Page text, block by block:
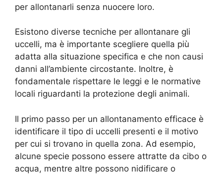
per allontanarli senza nuocere loro.
Esistono diverse tecniche per allontanare gli
uccelli, ma è importante scegliere quella più
adatta alla situazione specifica e che non causi
danni all’ambiente circostante. Inoltre, è
fondamentale rispettare le leggi e le normative
locali riguardanti la protezione degli animali.
Il primo passo per un allontanamento efficace è
identificare il tipo di uccelli presenti e il motivo
per cui si trovano in quella zona. Ad esempio,
alcune specie possono essere attratte da cibo o
acqua, mentre altre possono nidificare o